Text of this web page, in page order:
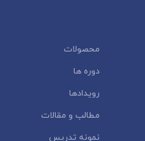
محصولات
دوره ها
رویدادها
مطالب و مقالات
نمونه تدریس